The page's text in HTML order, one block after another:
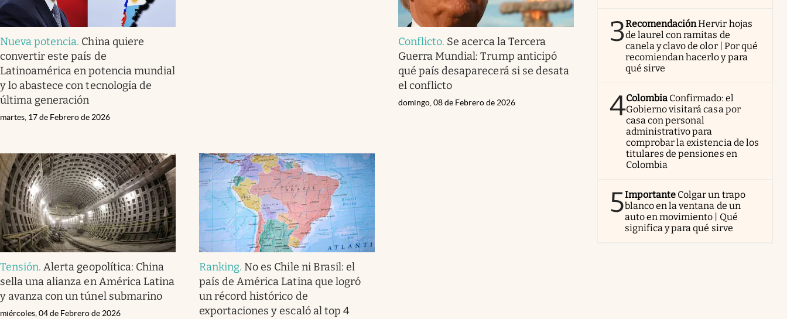
Nueva potencia. China quiere
convertir este país de
Latinoamérica en potencia mundial
y lo abastece con tecnología de
última generación
martes, 17 de Febrero de 2026
Conflicto. Se acerca la Tercera
Guerra Mundial: Trump anticipó
qué país desaparecerá si se desata
el conflicto
domingo, 08 de Febrero de 2026
Tensión.Alerta geopolítica: China
sella una alianza en América Latina
y avanza con un túnel submarino
miércoles, 04 de Febrero de 2026
Ranking. No es Chile ni Brasil: el
país de América Latina que logró
un récord histórico de
exportaciones y escaló al top 4
3RecomendaciónHervir hojas
de laurel con ramitas de
canela y clavo de olor | Por qué
recomiendan hacerlo y para
qué sirve
4Colombia Confirmado: el
Gobierno visitará casa por
casa con personal
administrativo para
comprobar la existencia de los
titulares de pensiones en
Colombia
5Importante Colgar un trapo
blanco en la ventana de un
auto en movimiento | Qué
significa y para qué sirve